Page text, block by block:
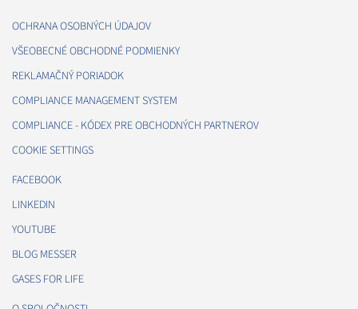
OCHRANA OSOBNÝCH ÚDAJOV
VŠEOBECNÉ OBCHODNÉ PODMIENKY
REKLAMAČNÝ PORIADOK
COMPLIANCE MANAGEMENT SYSTEM
COMPLIANCE - KÓDEX PRE OBCHODNÝCH PARTNEROV
COOKIE SETTINGS
FACEBOOK
LINKEDIN
YOUTUBE
BLOG MESSER
GASES FOR LIFE